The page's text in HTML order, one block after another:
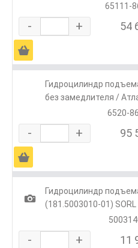
65111-
- + 54
Ä
Гидроцилиндр
без замедлителя /
6520-
- + 95
Ä
1
Гидроцилиндр
(181.5003010-01) SORL
- + 11